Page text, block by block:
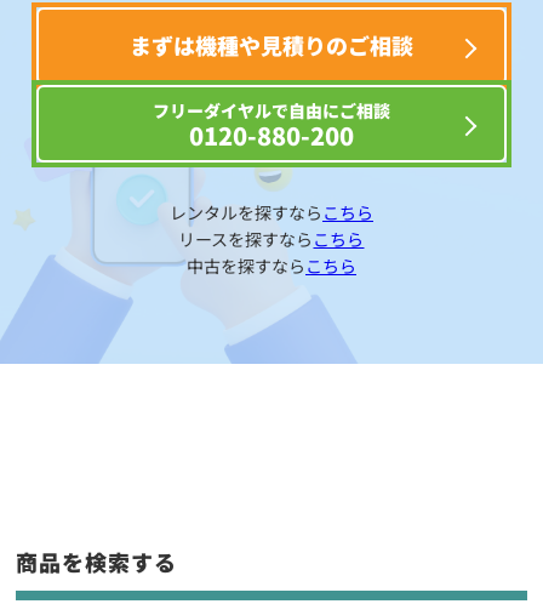
まずは機種や見積りのご相談
フリーダイヤルで自由にご相談
0120-880-200
レンタルを探すなら こちら
リースを探すなら こちら
中古を探すなら こちら
商品を検索する